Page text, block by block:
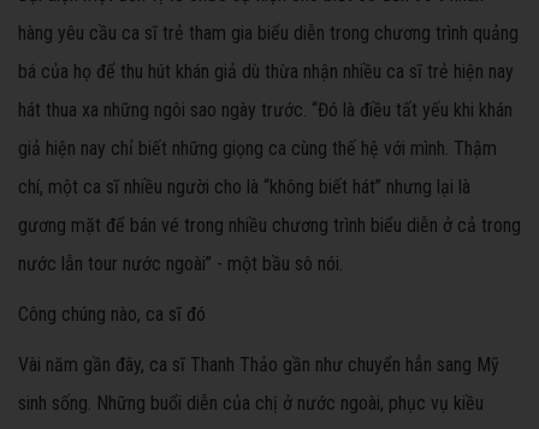
hàng yêu cầu ca sĩ trẻ tham gia biểu diễn trong chương trình quảng
bá của họ để thu hút khán giả dù thừa nhận nhiều ca sĩ trẻ hiện nay
hát thua xa những ngôi sao ngày trước. “Đó là điều tất yếu khi khán
giả hiện nay chỉ biết những giọng ca cùng thế hệ với mình. Thậm
chí, một ca sĩ nhiều người cho là “không biết hát” nhưng lại là
gương mặt để bán vé trong nhiều chương trình biểu diễn ở cả trong
nước lẫn tour nước ngoài” - một bầu sô nói.
Công chúng nào, ca sĩ đó
Vài năm gần đây, ca sĩ Thanh Thảo gần như chuyển hẳn sang Mỹ
sinh sống. Những buổi diễn của chị ở nước ngoài, phục vụ kiều